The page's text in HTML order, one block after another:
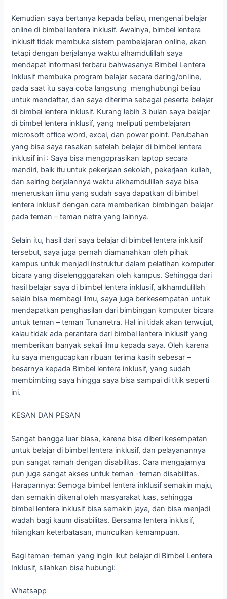
Kemudian saya bertanya kepada beliau, mengenai belajar
online di bimbel lentera inklusif. Awalnya, bimbel lentera
inklusif tidak membuka sistem pembelajaran online, akan
tetapi dengan berjalanya waktu alhamdulillah saya
mendapat informasi terbaru bahwasanya Bimbel Lentera
Inklusif membuka program belajar secara daring/online,
pada saat itu saya coba langsung menghubungi beliau
untuk mendaftar, dan saya diterima sebagai peserta belajar
di bimbel lentera inklusif. Kurang lebih 3 bulan saya belajar
di bimbel lentera inklusif, yang meliputi pembelajaran
microsoft office word, excel, dan power point. Perubahan
yang bisa saya rasakan setelah belajar di bimbel lentera
inklusif ini : Saya bisa mengoprasikan laptop secara
mandiri, baik itu untuk pekerjaan sekolah, pekerjaan kuliah,
dan seiring berjalannya waktu alkhamdulillah saya bisa
meneruskan ilmu yang sudah saya dapatkan di bimbel
lentera inklusif dengan cara memberikan bimbingan belajar
pada teman – teman netra yang lainnya.
Selain itu, hasil dari saya belajar di bimbel lentera inklusif
tersebut, saya juga pernah diamanahkan oleh pihak
kampus untuk menjadi instruktur dalam pelatihan komputer
bicara yang diselengggarakan oleh kampus. Sehingga dari
hasil belajar saya di bimbel lentera inklusif, alkhamdulillah
selain bisa membagi ilmu, saya juga berkesempatan untuk
mendapatkan penghasilan dari bimbingan komputer bicara
untuk teman – teman Tunanetra. Hal ini tidak akan terwujut,
kalau tidak ada perantara dari bimbel lentera inklusif yang
memberikan banyak sekali ilmu kepada saya. Oleh karena
itu saya mengucapkan ribuan terima kasih sebesar –
besarnya kepada Bimbel lentera inklusif, yang sudah
membimbing saya hingga saya bisa sampai di titik seperti
ini.
KESAN DAN PESAN
Sangat bangga luar biasa, karena bisa diberi kesempatan
untuk belajar di bimbel lentera inklusif, dan pelayanannya
pun sangat ramah dengan disabilitas. Cara mengajarnya
pun juga sangat akses untuk teman –teman disabilitas.
Harapannya: Semoga bimbel lentera inklusif semakin maju,
dan semakin dikenal oleh masyarakat luas, sehingga
bimbel lentera inklusif bisa semakin jaya, dan bisa menjadi
wadah bagi kaum disabilitas. Bersama lentera inklusif,
hilangkan keterbatasan, munculkan kemampuan.
Bagi teman-teman yang ingin ikut belajar di Bimbel Lentera
Inklusif, silahkan bisa hubungi:
Whatsapp